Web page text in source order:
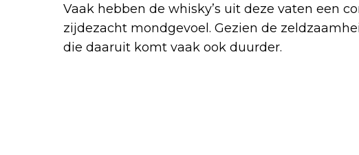
Vaak hebben de whisky’s uit deze vaten een
zijdezacht mondgevoel. Gezien de
die daaruit komt vaak ook duurder.